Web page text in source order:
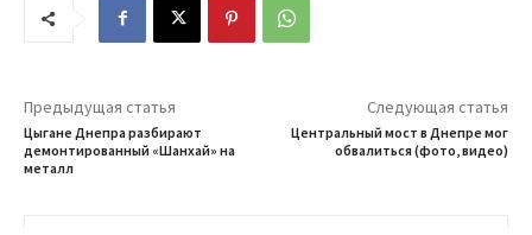
Предыдущая статья
Цыгане Днепра разбирают
демонтированный «Шанхай» на
металл
Следующая статья
Центральный мост в Днепре мог
обвалиться (фото, видео)